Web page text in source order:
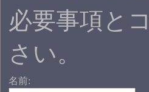
必要事項と
さい。
名前: